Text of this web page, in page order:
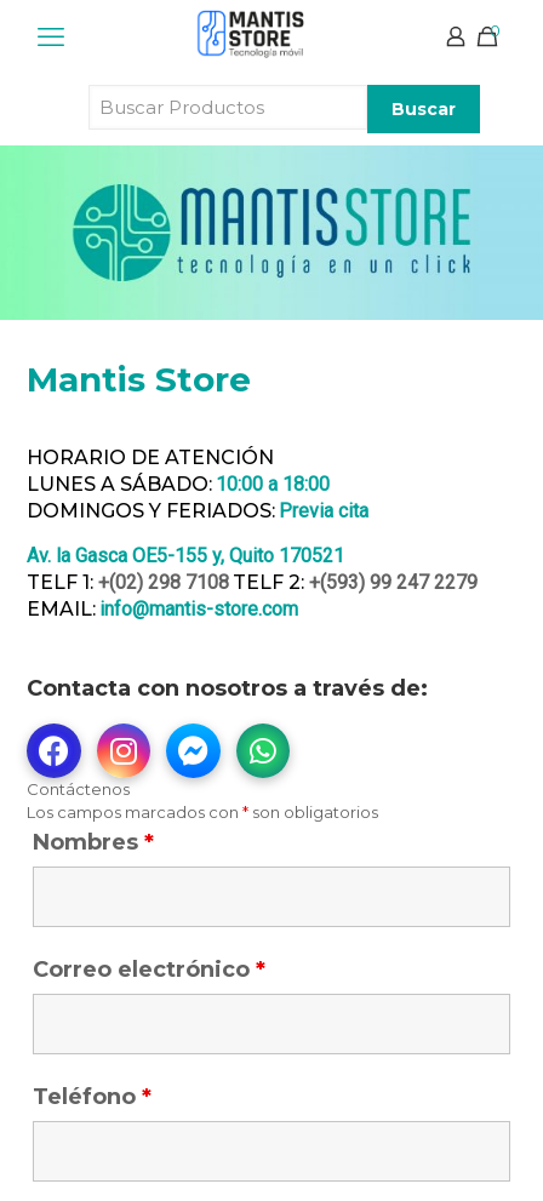
0
Productos
Mantis Store
HORARIO DE ATENCIÓN
LUNES A SÁBADO: 10:00 a 18:00
DOMINGOS Y FERIADOS: Previa cita
Av. la Gasca OE5-155 y, Quito 170521
TELF 1: +(02) 298 7108 TELF 2: +(593) 99 247 2279
EMAIL: info@mantis-store.com
Contacta con nosotros a través de:
Contáctenos
Los campos marcados con *son obligatorios
Nombres *
Correo electrónico *
Teléfono *